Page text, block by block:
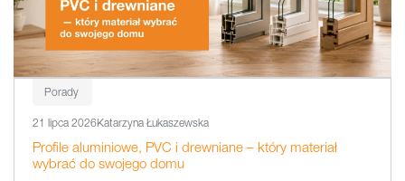
Porady
21 lipca 2026Katarzyna Łukaszewska
Profile aluminiowe, PVC i drewniane – który materiał
wybrać do swojego domu